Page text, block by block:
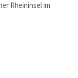
Rheininsel im